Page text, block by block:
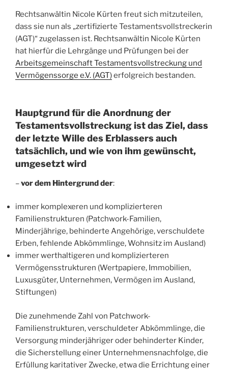
Rechtsanwältin Nicole Kürten freut sich mitzuteilen,
dass sie nun als „zertifizierte Testamentsvollstreckerin
(AGT)“ zugelassen ist. Rechtsanwältin Nicole Kürten
hat hierfür die Lehrgänge und Prüfungen bei der
Arbeitsgemeinschaft Testamentsvollstreckung und
Vermögenssorge e.V. (AGT)erfolgreich bestanden.
Hauptgrund für die Anordnung der
Testamentsvollstreckung ist das Ziel, dass
der letzte Wille des Erblassers auch
tatsächlich, und wie von ihm gewünscht,
umgesetzt wird
–vor dem Hintergrund der:
immer komplexeren und komplizierteren
Familienstrukturen (Patchwork-Familien,
Minderjährige, behinderte Angehörige, verschuldete
Erben, fehlende Abkömmlinge, Wohnsitz im Ausland)
immer werthaltigeren und komplizierteren
Vermögensstrukturen (Wertpapiere, Immobilien,
Luxusgüter, Unternehmen, Vermögen im Ausland,
Stiftungen)
Die zunehmende Zahl von Patchwork-
Familienstrukturen, verschuldeter Abkömmlinge, die
Versorgung minderjähriger oder behinderter Kinder,
die Sicherstellung einer Unternehmensnachfolge, die
Erfüllung karitativer Zwecke, etwa die Errichtung einer